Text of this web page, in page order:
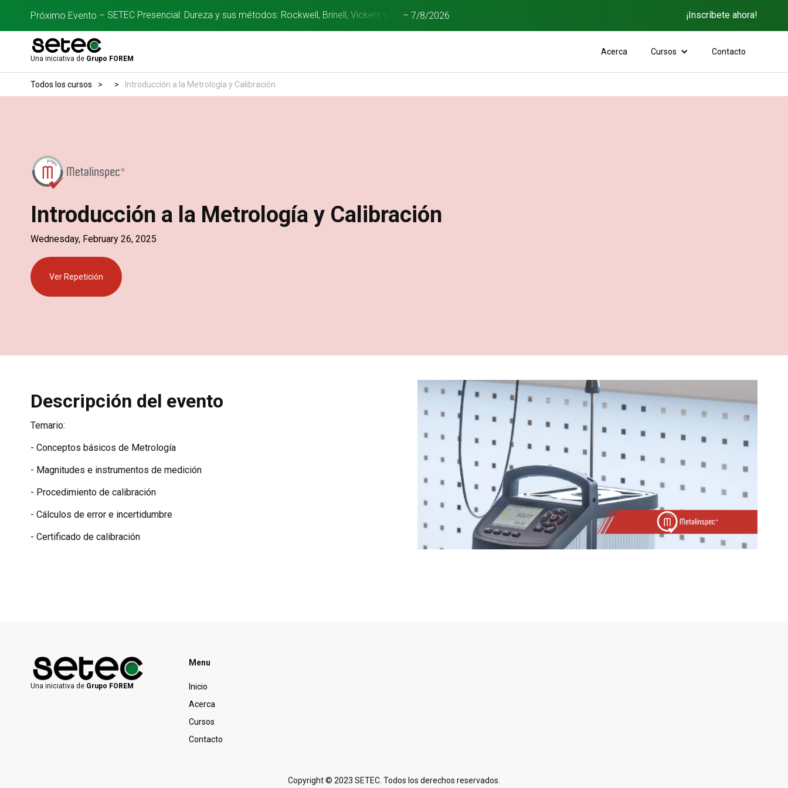
Próximo Evento – SETEC Presencial: Dureza y sus métodos: Rockwell, Brinell, Vickers y Knoop
– 7/8/2026 ¡Inscríbete ahora!
Una iniciativa de Grupo FOREM
Acerca Cursos Contacto
Todos los cursos > > Introducción a la Metrología y Calibración
Introducción a la Metrología y Calibración
Wednesday, February 26, 2025
Ver Repetición
Descripción del evento
Temario:
- Conceptos básicos de Metrología
- Magnitudes e instrumentos de medición
- Procedimiento de calibración
- Cálculos de error e incertidumbre
- Certificado de calibración
Una iniciativa de Grupo FOREM
Menu
Inicio
Acerca
Cursos
Contacto
Copyright © 2023 SETEC. Todos los derechos reservados.